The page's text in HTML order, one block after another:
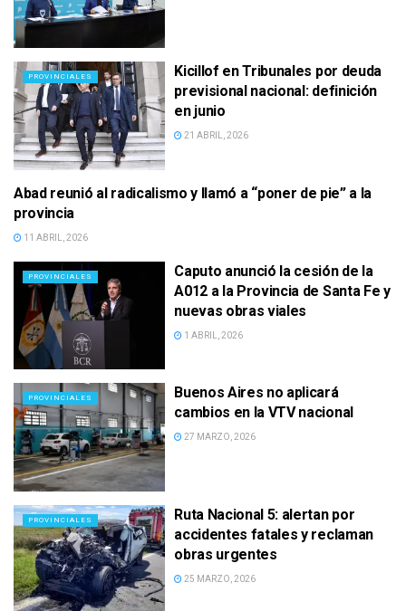
PROVINCIALES
Kicillof en Tribunales por deuda
previsional nacional: definición
en junio
21 ABRIL, 2026
PROVINCIALES
Abad reunió al radicalismo y llamó a “poner de pie” a la
provincia
11 ABRIL, 2026
PROVINCIALES
Caputo anunció la cesión de la
A012 a la Provincia de Santa Fe y
nuevas obras viales
1 ABRIL, 2026
PROVINCIALES
Buenos Aires no aplicará
cambios en la VTV nacional
27 MARZO, 2026
PROVINCIALES
Ruta Nacional 5: alertan por
accidentes fatales y reclaman
obras urgentes
25 MARZO, 2026